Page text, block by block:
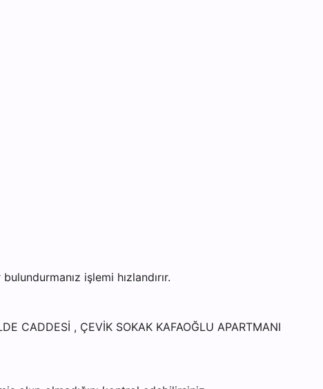
işlemi hızlandırır.
CADDESİ , ÇEVİK SOKAK KAFAOĞLU APARTMANI